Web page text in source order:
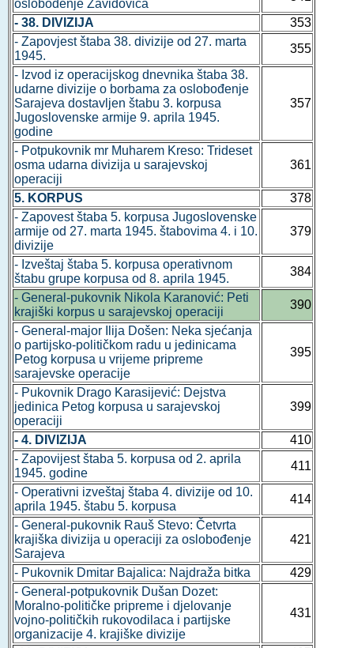
oslobođenje Zavidovića
- 38. DIVIZIJA
353
- Zapovjest štaba 38. divizije od 27. marta
1945.
355
- Izvod iz operacijskog dnevnika štaba 38.
udarne divizije o borbama za oslobođenje
Sarajeva dostavljen štabu 3. korpusa
Jugoslovenske armije 9. aprila 1945.
godine
357
- Potpukovnik mr Muharem Kreso: Trideset
osma udarna divizija u sarajevskoj
operaciji
361
5. KORPUS
378
- Zapovest štaba 5. korpusa Jugoslovenske
armije od 27. marta 1945. štabovima 4. i 10.
divizije
379
- Izveštaj štaba 5. korpusa operativnom
štabu grupe korpusa od 8. aprila 1945.
384
- General-pukovnik Nikola Karanović: Peti
krajiški korpus u sarajevskoj operaciji
390
- General-major Ilija Došen: Neka sjećanja
o partijsko-političkom radu u jedinicama
Petog korpusa u vrijeme pripreme
sarajevske operacije
395
- Pukovnik Drago Karasijević: Dejstva
jedinica Petog korpusa u sarajevskoj
operaciji
399
- 4. DIVIZIJA
410
- Zapovijest štaba 5. korpusa od 2. aprila
1945. godine
411
- Operativni izveštaj štaba 4. divizije od 10.
aprila 1945. štabu 5. korpusa
414
- General-pukovnik Rauš Stevo: Četvrta
krajiška divizija u operaciji za oslobođenje
Sarajeva
421
- Pukovnik Dmitar Bajalica: Najdraža bitka
429
- General-potpukovnik Dušan Dozet:
Moralno-političke pripreme i djelovanje
vojno-političkih rukovodilaca i partijske
organizacije 4. krajiške divizije
431